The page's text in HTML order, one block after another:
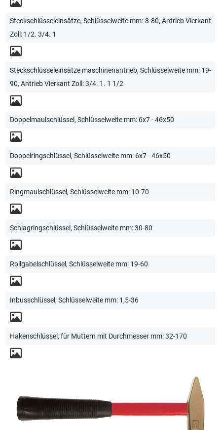
Steckschlüsseleinsätze, Schlüsselweite mm: 8-80, Antrieb Vierkant
Zoll: 1/2. 3/4. 1
Steckschlüsseleinsätze maschinenantrieb, Schlüsselweite mm: 19-
90, Antrieb Vierkant Zoll: 3/4. 1. 1 1/2
Doppelmaulschlüssel, Schlüsselweite mm: 6x7 - 46x50
Doppelringschlüssel, Schlüsselweite mm: 6x7 - 46x50
Ringmaulschlüssel, Schlüsselweite mm: 10-70
Schlagringschlüssel, Schlüsselweite mm: 30-80
Rollgabelschlüssel, Schlüsselweite mm: 19-60
Inbusschlüssel, Schlüsselweite mm: 1,5-36
Hakenschlüssel, für Muttern mit Durchmesser mm: 32-170